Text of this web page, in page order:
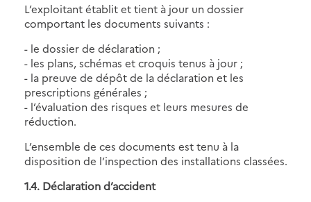
L’exploitant établit et tient à jour un dossier
comportant les documents suivants :
- le dossier de déclaration ;
- les plans, schémas et croquis tenus à jour ;
- la preuve de dépôt de la déclaration et les
prescriptions générales ;
- l’évaluation des risques et leurs mesures de
réduction.
L’ensemble de ces documents est tenu à la
disposition de l’inspection des installations classées.
1.4. Déclaration d’accident